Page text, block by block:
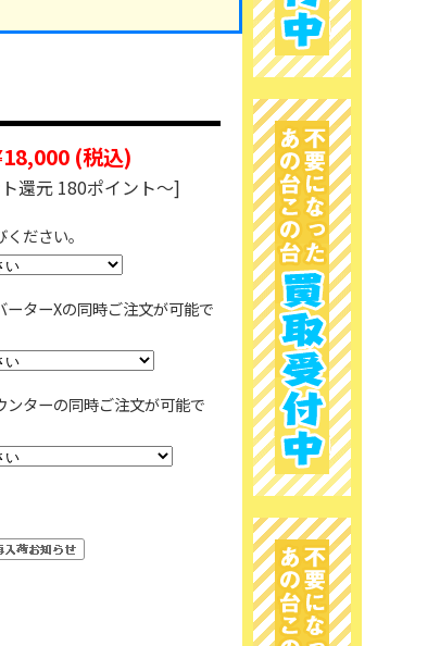
(税込)
還元 180ポイント～]
ださい。
ーターXの同時ご注文が可能で
ンターの同時ご注文が可能で